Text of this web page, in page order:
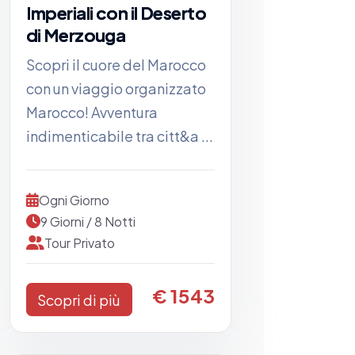
Imperiali con il Deserto
di Merzouga
Scopri il cuore del Marocco
con un viaggio organizzato
Marocco! Avventura
indimenticabile tra citt&a ...
Ogni Giorno
9 Giorni / 8 Notti
Tour Privato
Scopri di più € 1543